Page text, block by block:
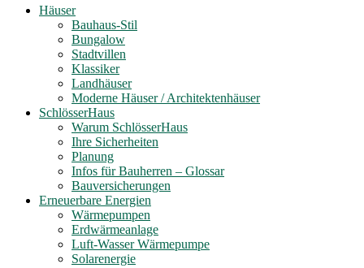
Häuser
Bauhaus-Stil
Bungalow
Stadtvillen
Klassiker
Landhäuser
Moderne Häuser / Architektenhäuser
SchlösserHaus
Warum SchlösserHaus
Ihre Sicherheiten
Planung
Infos für Bauherren – Glossar
Bauversicherungen
Erneuerbare Energien
Wärmepumpen
Erdwärmeanlage
Luft-Wasser Wärmepumpe
Solarenergie